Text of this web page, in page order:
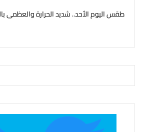
طقس اليوم الأحد.. شديد الحرارة والعظمى